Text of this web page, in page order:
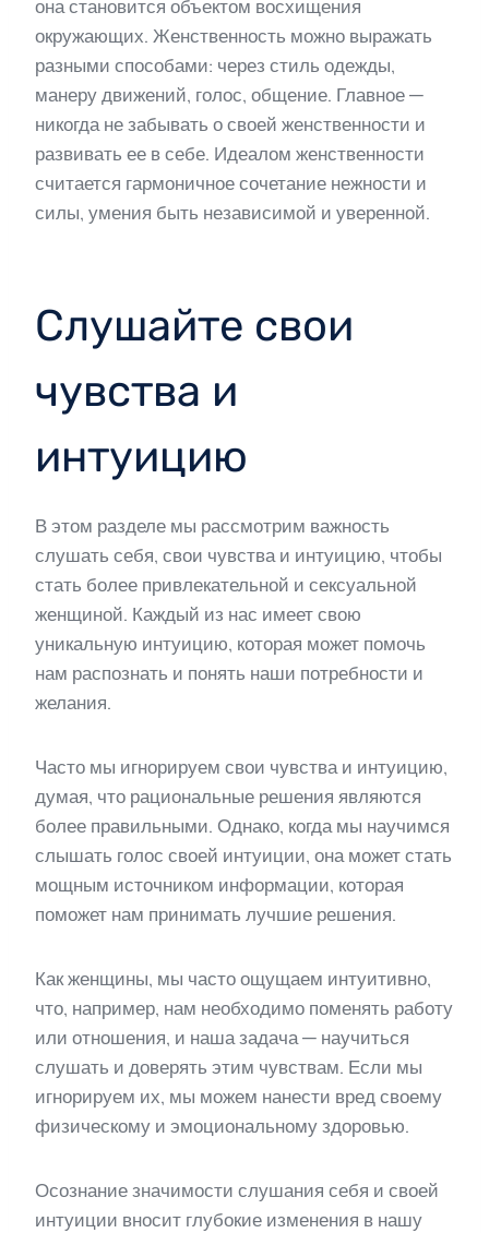
она становится объектом восхищения
окружающих. Женственность можно выражать
разными способами: через стиль одежды,
манеру движений, голос, общение. Главное —
никогда не забывать о своей женственности и
развивать ее в себе. Идеалом женственности
считается гармоничное сочетание нежности и
силы, умения быть независимой и уверенной.
Слушайте свои
чувства и
интуицию
В этом разделе мы рассмотрим важность
слушать себя, свои чувства и интуицию, чтобы
стать более привлекательной и сексуальной
женщиной. Каждый из нас имеет свою
уникальную интуицию, которая может помочь
нам распознать и понять наши потребности и
желания.
Часто мы игнорируем свои чувства и интуицию,
думая, что рациональные решения являются
более правильными. Однако, когда мы научимся
слышать голос своей интуиции, она может стать
мощным источником информации, которая
поможет нам принимать лучшие решения.
Как женщины, мы часто ощущаем интуитивно,
что, например, нам необходимо поменять работу
или отношения, и наша задача — научиться
слушать и доверять этим чувствам. Если мы
игнорируем их, мы можем нанести вред своему
физическому и эмоциональному здоровью.
Осознание значимости слушания себя и своей
интуиции вносит глубокие изменения в нашу